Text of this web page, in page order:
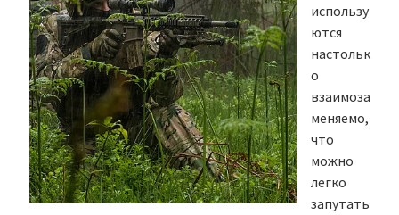
использу
ются
настольк
о
взаимоза
меняемо,
что
можно
легко
запутать